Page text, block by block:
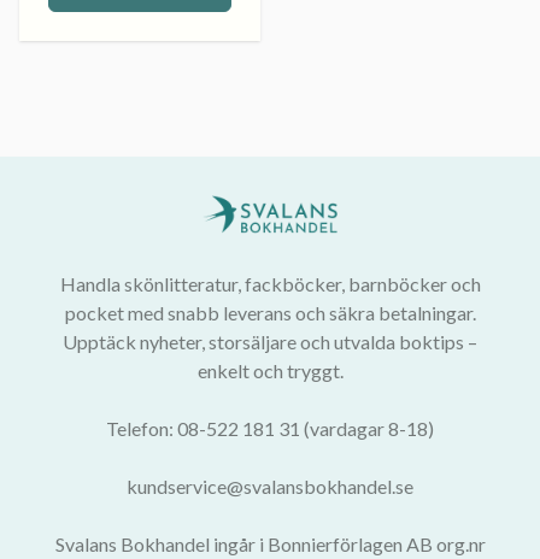
Handla skönlitteratur, fackböcker, barnböcker och
pocket med snabb leverans och säkra betalningar.
Upptäck nyheter, storsäljare och utvalda boktips –
enkelt och tryggt.
Telefon: 08-522 181 31 (vardagar 8-18)
kundservice@svalansbokhandel.se
Svalans Bokhandel ingår i Bonnierförlagen AB org.nr